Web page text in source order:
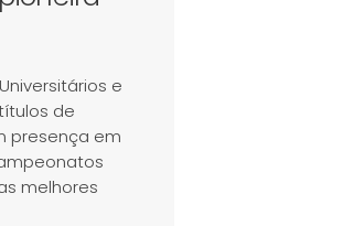
e
de
presença em
melhores